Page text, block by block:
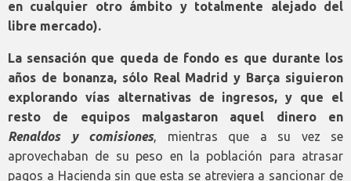
en cualquier otro ámbito y totalmente alejado del
libre mercado).
La sensación que queda de fondo es que durante los
años de bonanza, sólo Real Madrid y Barça siguieron
explorando vías alternativas de ingresos, y que el
resto de equipos malgastaron aquel dinero en
Renaldos y comisiones, mientras que a su vez se
aprovechaban de su peso en la población para atrasar
pagos a Hacienda sin que esta se atreviera a sancionar de